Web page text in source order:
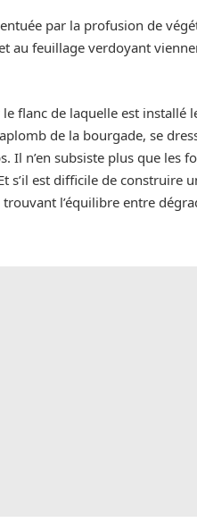
par la profusion de
au feuillage verdoyant
flanc de laquelle est
de la bourgade, se
Il n’en subsiste plus que les
s’il est difficile de construire
l’équilibre entre